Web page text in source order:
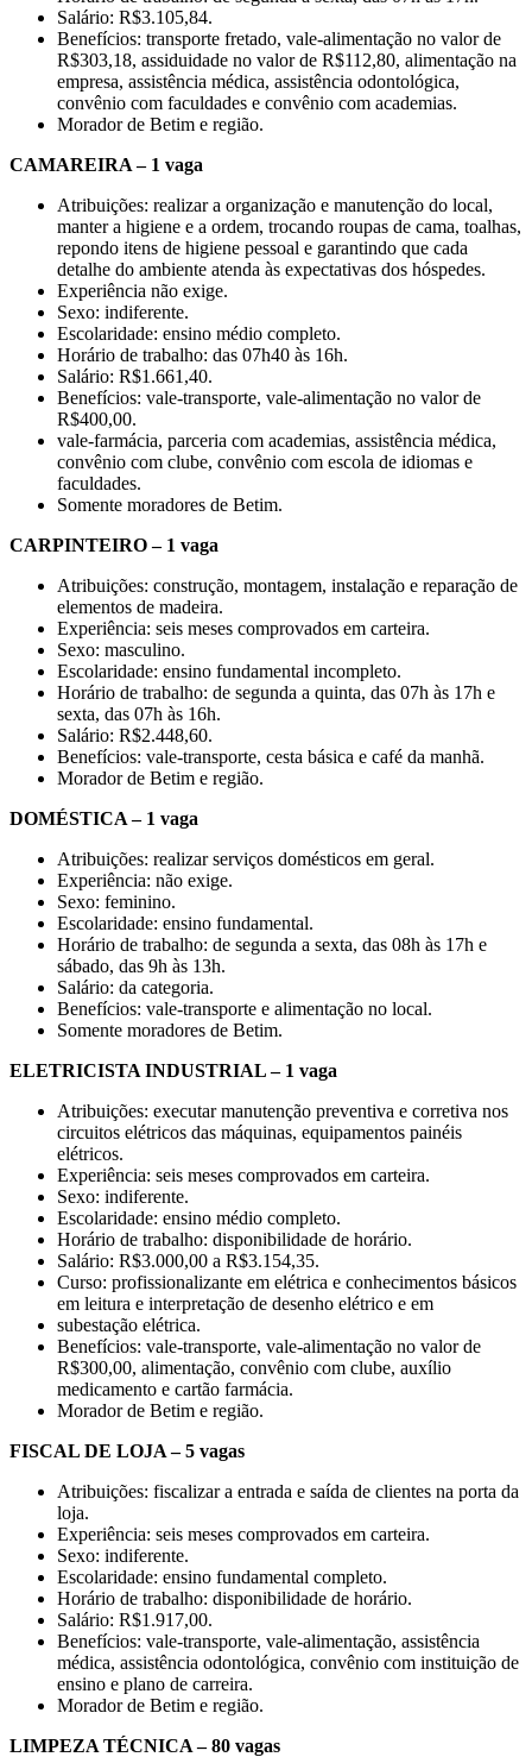
Salário: R$3.105,84.
Benefícios: transporte fretado, vale-alimentação no valor de
R$303,18, assiduidade no valor de R$112,80, alimentação na
empresa, assistência médica, assistência odontológica,
convênio com faculdades e convênio com academias.
Morador de Betim e região.
CAMAREIRA – 1 vaga
Atribuições: realizar a organização e manutenção do local,
manter a higiene e a ordem, trocando roupas de cama, toalhas,
repondo itens de higiene pessoal e garantindo que cada
detalhe do ambiente atenda às expectativas dos hóspedes.
Experiência não exige.
Sexo: indiferente.
Escolaridade: ensino médio completo.
Horário de trabalho: das 07h40 às 16h.
Salário: R$1.661,40.
Benefícios: vale-transporte, vale-alimentação no valor de
R$400,00.
vale-farmácia, parceria com academias, assistência médica,
convênio com clube, convênio com escola de idiomas e
faculdades.
Somente moradores de Betim.
CARPINTEIRO – 1 vaga
Atribuições: construção, montagem, instalação e reparação de
elementos de madeira.
Experiência: seis meses comprovados em carteira.
Sexo: masculino.
Escolaridade: ensino fundamental incompleto.
Horário de trabalho: de segunda a quinta, das 07h às 17h e
sexta, das 07h às 16h.
Salário: R$2.448,60.
Benefícios: vale-transporte, cesta básica e café da manhã.
Morador de Betim e região.
DOMÉSTICA – 1 vaga
Atribuições: realizar serviços domésticos em geral.
Experiência: não exige.
Sexo: feminino.
Escolaridade: ensino fundamental.
Horário de trabalho: de segunda a sexta, das 08h às 17h e
sábado, das 9h às 13h.
Salário: da categoria.
Benefícios: vale-transporte e alimentação no local.
Somente moradores de Betim.
ELETRICISTA INDUSTRIAL – 1 vaga
Atribuições: executar manutenção preventiva e corretiva nos
circuitos elétricos das máquinas, equipamentos painéis
elétricos.
Experiência: seis meses comprovados em carteira.
Sexo: indiferente.
Escolaridade: ensino médio completo.
Horário de trabalho: disponibilidade de horário.
Salário: R$3.000,00 a R$3.154,35.
Curso: profissionalizante em elétrica e conhecimentos básicos
em leitura e interpretação de desenho elétrico e em
subestação elétrica.
Benefícios: vale-transporte, vale-alimentação no valor de
R$300,00, alimentação, convênio com clube, auxílio
medicamento e cartão farmácia.
Morador de Betim e região.
FISCAL DE LOJA – 5 vagas
Atribuições: fiscalizar a entrada e saída de clientes na porta da
loja.
Experiência: seis meses comprovados em carteira.
Sexo: indiferente.
Escolaridade: ensino fundamental completo.
Horário de trabalho: disponibilidade de horário.
Salário: R$1.917,00.
Benefícios: vale-transporte, vale-alimentação, assistência
médica, assistência odontológica, convênio com instituição de
ensino e plano de carreira.
Morador de Betim e região.
LIMPEZA TÉCNICA – 80 vagas